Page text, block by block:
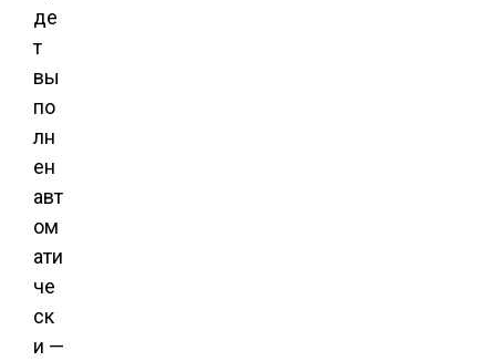
де
т
вы
по
лн
ен
авт
ом
ати
че
ск
и —